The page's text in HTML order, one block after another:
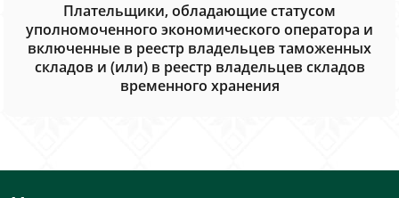
Плательщики, обладающие статусом
уполномоченного экономического оператора и
включенные в реестр владельцев таможенных
складов и (или) в реестр владельцев складов
временного хранения